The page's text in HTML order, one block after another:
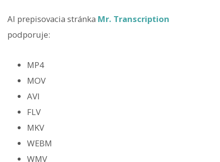
AI prepisovacia stránka Mr. Transcription
podporuje:
MP4
MOV
AVI
FLV
MKV
WEBM
WMV